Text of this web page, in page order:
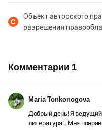
Объект авторского
разрешения
Комментарии 1
Maria Tonkonogova
Добрый день! Я
литература". Мне